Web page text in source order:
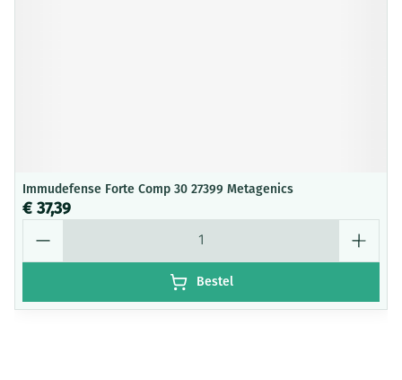
Immudefense Forte Comp 30 27399 Metagenics
€ 37,39
Bestel